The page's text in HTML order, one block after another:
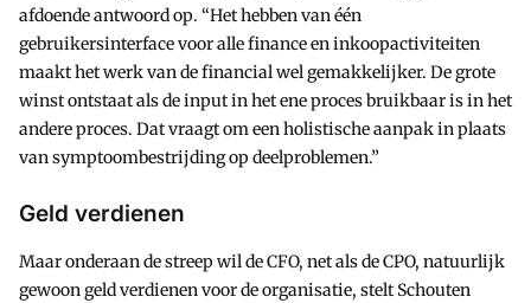
afdoende antwoord op. “Het hebben van één
gebruikersinterface voor alle finance en inkoopactiviteiten
maakt het werk van de financial wel gemakkelijker. De grote
winst ontstaat als de input in het ene proces bruikbaar is in het
andere proces. Dat vraagt om een holistische aanpak in plaats
van symptoombestrijding op deelproblemen.”
Geld verdienen
Maar onderaan de streep wil de CFO, net als de CPO, natuurlijk
gewoon geld verdienen voor de organisatie, stelt Schouten